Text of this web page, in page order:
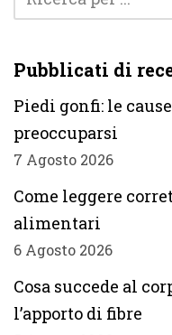
Pubblicati di
Piedi gonfi: le
preoccuparsi
7 Agosto 2026
Come leggere
alimentari
6 Agosto 2026
Cosa succede al
l’apporto di fibre